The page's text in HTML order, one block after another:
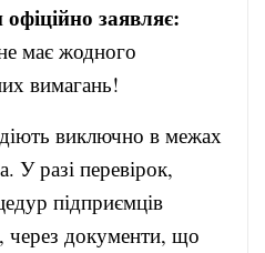
заявляє:
має жодного
вимагань!
виключно в межах
У разі перевірок,
підприємців
через документи, що